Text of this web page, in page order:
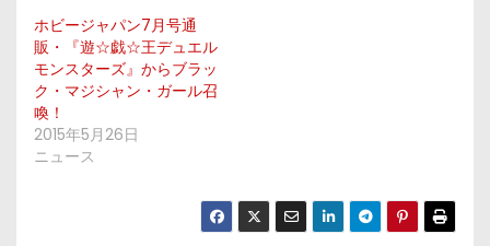
ホビージャパン7月号通
販・『遊☆戯☆王デュエル
モンスターズ』からブラッ
ク・マジシャン・ガール召
喚！
2015年5月26日
ニュース